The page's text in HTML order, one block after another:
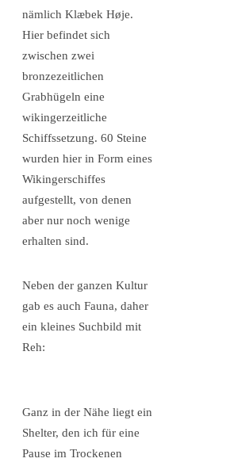
nämlich Klæbek Høje.
Hier befindet sich
zwischen zwei
bronzezeitlichen
Grabhügeln eine
wikingerzeitliche
Schiffssetzung. 60 Steine
wurden hier in Form eines
Wikingerschiffes
aufgestellt, von denen
aber nur noch wenige
erhalten sind.
Neben der ganzen Kultur
gab es auch Fauna, daher
ein kleines Suchbild mit
Reh:
Ganz in der Nähe liegt ein
Shelter, den ich für eine
Pause im Trockenen